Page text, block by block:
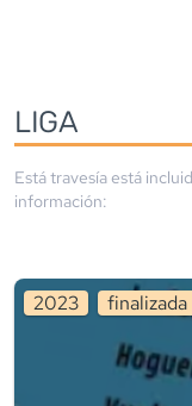
LIGA
Está travesía está
información:
2023 finalizada